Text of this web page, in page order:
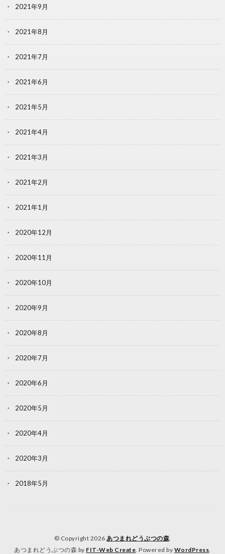
2021年9月
2021年8月
2021年7月
2021年6月
2021年5月
2021年4月
2021年3月
2021年2月
2021年1月
2020年12月
2020年11月
2020年10月
2020年9月
2020年8月
2020年7月
2020年6月
2020年5月
2020年4月
2020年3月
2018年5月
© Copyright 2026 あつまれどうぶつの森.
あつまれどうぶつの森 by FIT-Web Create. Powered by WordPress.